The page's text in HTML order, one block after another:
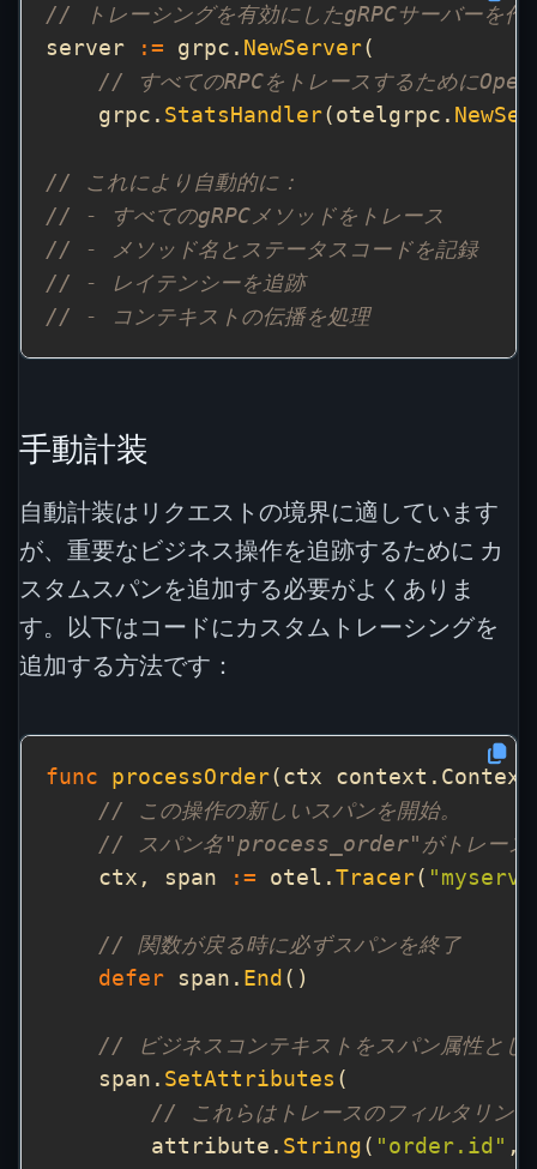
// トレーシングを有効にしたgRPCサーバーを作
server
:= grpc. NewServer
// すべてのRPCをトレースするために
    grpc.
StatsHandler(otelgrpc.
// これにより自動的に：
// - すべてのgRPCメソッドをトレース
// - メソッド名とステータスコードを記録
// - レイテンシーを追跡
// - コンテキストの伝播を処理
手動計装
自動計装はリクエストの境界に適しています
が、重要なビジネス操作を追跡するために カ
スタムスパンを追加する必要がよくありま
す。以下はコードにカスタムトレーシングを
追加する方法です：
func processOrder(ctx
// この操作の新しいスパンを開始。
// スパン名"process_order"がトレース
    ctx, span
:= otel. Tracer(
// 関数が戻る時に必ずスパンを終了
defer span. End
// ビジネスコンテキストをスパン属性とし
    span.
SetAttributes
// これらはトレースのフィルタリン
        attribute.
String ( "order.id"